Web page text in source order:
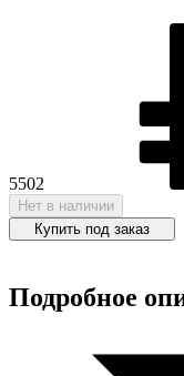
5502
Нет в наличии
Купить под заказ
Подробное